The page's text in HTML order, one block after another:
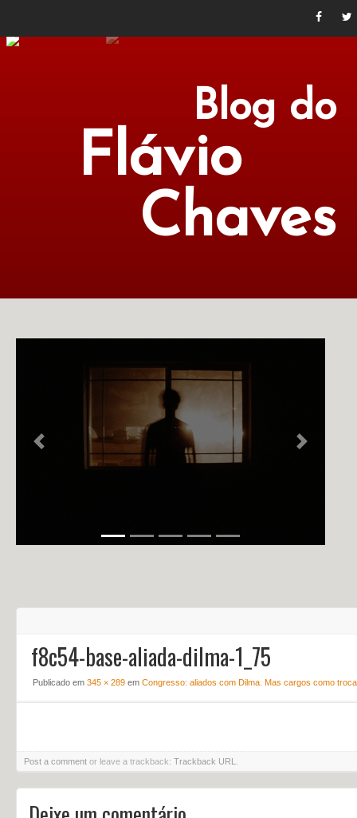
Blog do
Flávio
Chaves
NOTÍCIAS
Previous Next
f8c54-base-aliada-dilma-1_75
Publicado em 345 × 289 em Congresso: aliados com Dilma. Mas cargos como troca
Post a comment or leave a trackback: Trackback URL